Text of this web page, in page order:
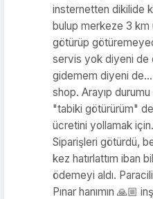
insternetten dikilide
bulup merkeze 3 km
götürüp
servis yok diyeni de
gidemem diyeni de...
shop. Arayıp durumu
"tabiki götürürüm"
ücretini yollamak için.
Siparişleri götürdü,
kez hatırlattım iban
ödemeyi aldı.
Pınar hanımın 🙏🏼